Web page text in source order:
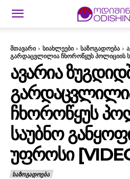
მთავარი სიახლეები საზოგადოება
გარდაცვლილია ჩხოროწყუს პოლიციის
ᲐᲕᲐᲠᲘᲐ
ᲩᲮᲝᲠᲝᲬᲧᲣᲡ
ᲡᲐᲣᲑᲜᲝ
ᲣᲤᲠᲝᲡᲘ
ᲡᲐᲖᲝᲒᲐᲓᲝᲔᲑᲐ